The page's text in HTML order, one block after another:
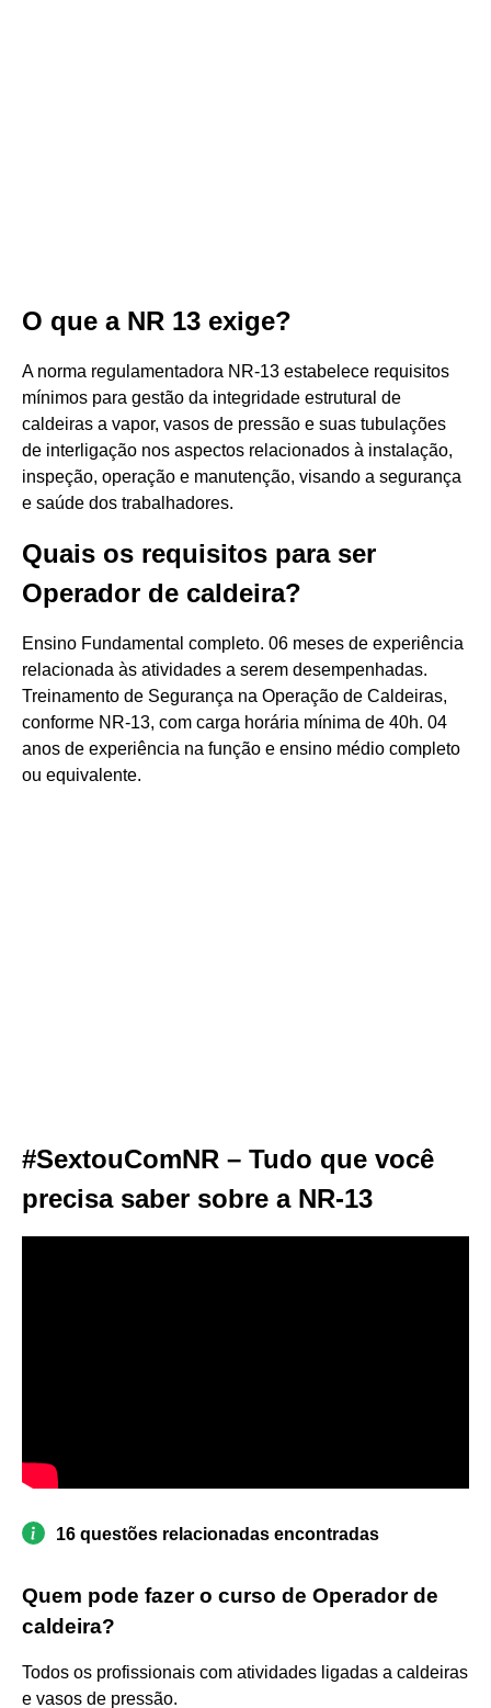
O que a NR 13 exige?
A norma regulamentadora NR-13 estabelece requisitos
mínimos para gestão da integridade estrutural de
caldeiras a vapor, vasos de pressão e suas tubulações
de interligação nos aspectos relacionados à instalação,
inspeção, operação e manutenção, visando a segurança
e saúde dos trabalhadores.
Quais os requisitos para ser
Operador de caldeira?
Ensino Fundamental completo. 06 meses de experiência
relacionada às atividades a serem desempenhadas.
Treinamento de Segurança na Operação de Caldeiras,
conforme NR-13, com carga horária mínima de 40h. 04
anos de experiência na função e ensino médio completo
ou equivalente.
#SextouComNR – Tudo que você
precisa saber sobre a NR-13
16 questões relacionadas encontradas
Quem pode fazer o curso de Operador de
caldeira?
Todos os profissionais com atividades ligadas a caldeiras
e vasos de pressão.